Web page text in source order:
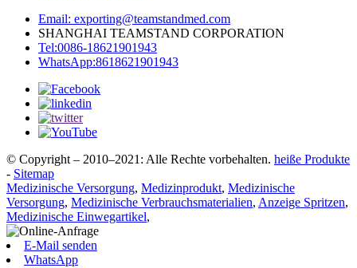
Email: exporting@teamstandmed.com
SHANGHAI TEAMSTAND CORPORATION
Tel:0086-18621901943
WhatsApp:8618621901943
© Copyright – 2010–2021: Alle Rechte vorbehalten. heiße Produkte
- Sitemap
Medizinische Versorgung, Medizinprodukt, Medizinische
Versorgung, Medizinische Verbrauchsmaterialien, Anzeige Spritzen,
Medizinische Einwegartikel,
E-Mail senden
WhatsApp